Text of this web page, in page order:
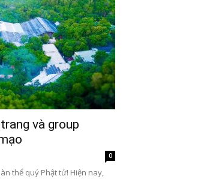
và group
0
thể quý Phật tử! Hiện nay,